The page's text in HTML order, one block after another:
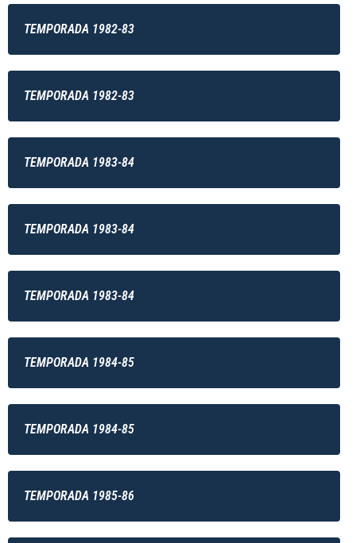
TEMPORADA 1982-83
TEMPORADA 1982-83
TEMPORADA 1983-84
TEMPORADA 1983-84
TEMPORADA 1983-84
TEMPORADA 1984-85
TEMPORADA 1984-85
TEMPORADA 1985-86